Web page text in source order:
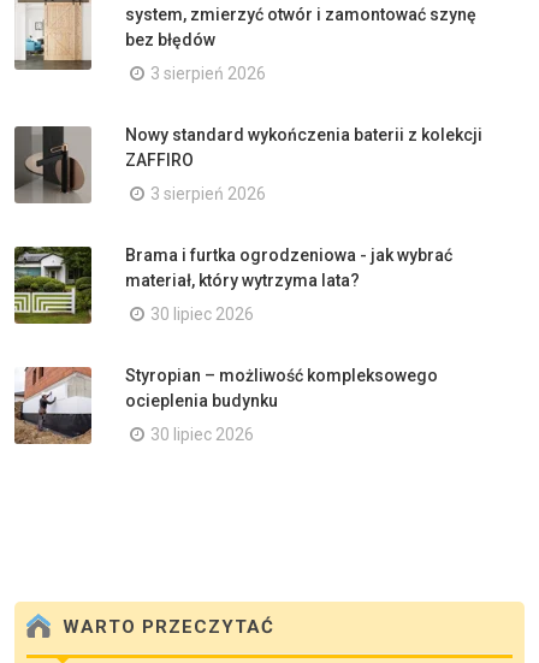
system, zmierzyć otwór i zamontować szynę
bez błędów
3 sierpień 2026
Nowy standard wykończenia baterii z kolekcji
ZAFFIRO
3 sierpień 2026
Brama i furtka ogrodzeniowa - jak wybrać
materiał, który wytrzyma lata?
30 lipiec 2026
Styropian – możliwość kompleksowego
ocieplenia budynku
30 lipiec 2026
WARTO PRZECZYTAĆ